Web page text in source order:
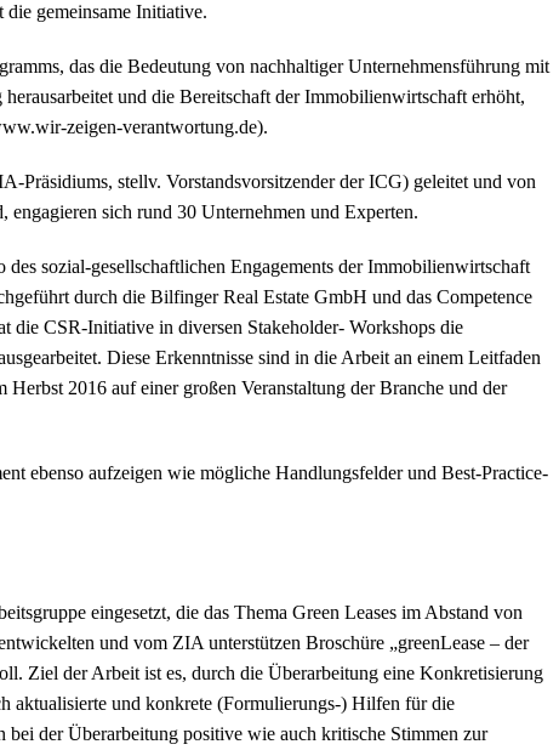
gemeinsame Initiative.
das die Bedeutung von nachhaltiger Unternehmensführung mit
und die Bereitschaft der Immobilienwirtschaft erhöht,
zeigen-verantwortung.de).
stellv. Vorstandsvorsitzender der ICG) geleitet und von
sich rund 30 Unternehmen und Experten.
sozial-gesellschaftlichen Engagements der Immobilienwirtschaft
durch die Bilfinger Real Estate GmbH und das Competence
die CSR-Initiative in diversen Stakeholder- Workshops die
Diese Erkenntnisse sind in die Arbeit an einem Leitfaden
2016 auf einer großen Veranstaltung der Branche und der
ebenso aufzeigen wie mögliche Handlungsfelder und Best-Practice-
eingesetzt, die das Thema Green Leases im Abstand von
und vom ZIA unterstützen Broschüre „greenLease – der
Ziel der Arbeit ist es, durch die Überarbeitung eine Konkretisierung
aktualisierte und konkrete (Formulierungs-) Hilfen für die
der Überarbeitung positive wie auch kritische Stimmen zur